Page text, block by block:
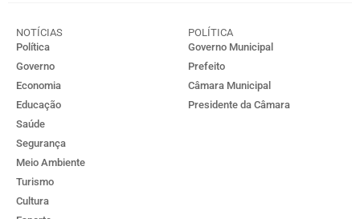
NOTÍCIAS
Política
Governo
Economia
Educação
Saúde
Segurança
Meio Ambiente
Turismo
Cultura
POLÍTICA
Governo Municipal
Prefeito
Câmara Municipal
Presidente da Câmara